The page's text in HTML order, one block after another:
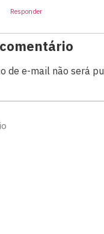
Responder
de e-mail não será